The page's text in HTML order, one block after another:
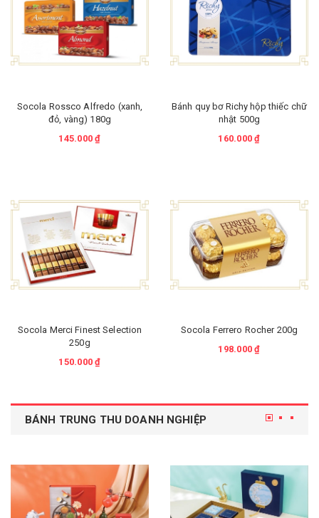
Socola Rossco Alfredo (xanh,
đỏ, vàng) 180g
145.000 ₫
Socola Merci Finest Selection
250g
150.000 ₫
Bánh quy bơ Richy hộp thiếc chữ
nhật 500g
160.000 ₫
Socola Ferrero Rocher 200g
198.000 ₫
BÁNH TRUNG THU DOANH NGHIỆP